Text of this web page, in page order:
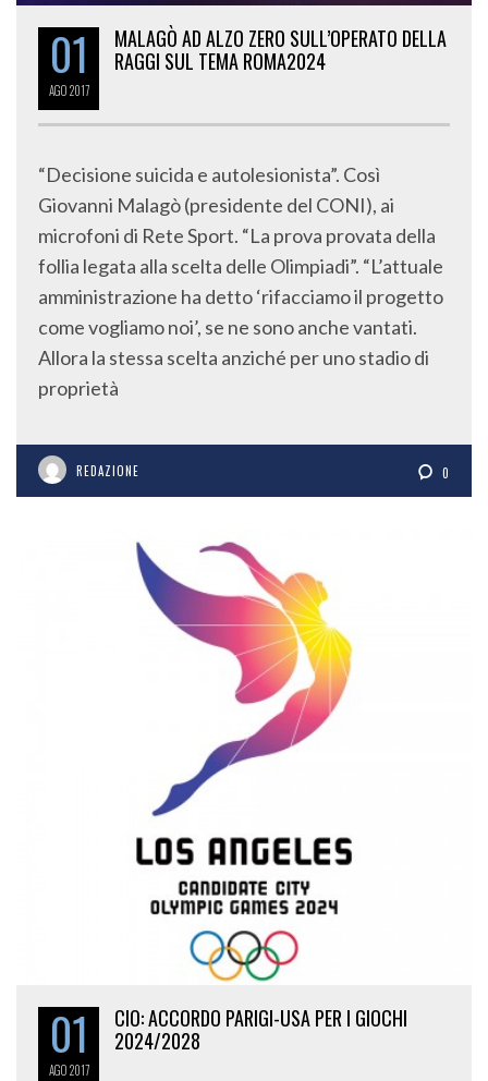
01
AGO2017
MALAGÒ AD ALZO ZERO SULL’OPERATO DELLA
RAGGI SUL TEMA ROMA2024
“Decisione suicida e autolesionista”. Così
Giovanni Malagò (presidente del CONI), ai
microfoni di Rete Sport. “La prova provata della
follia legata alla scelta delle Olimpiadi”. “L’attuale
amministrazione ha detto ‘rifacciamo il progetto
come vogliamo noi’, se ne sono anche vantati.
Allora la stessa scelta anziché per uno stadio di
proprietà
REDAZIONE 0
01
AGO2017
CIO: ACCORDO PARIGI-USA PER I GIOCHI
2024/2028